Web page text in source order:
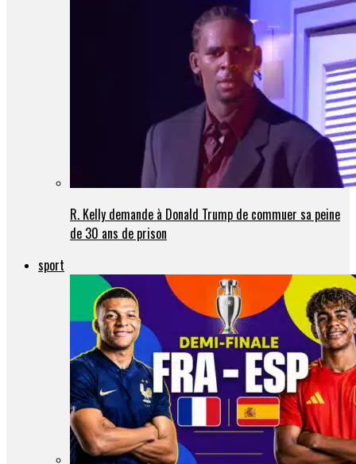
R. Kelly demande à Donald Trump de commuer sa peine
de 30 ans de prison
sport